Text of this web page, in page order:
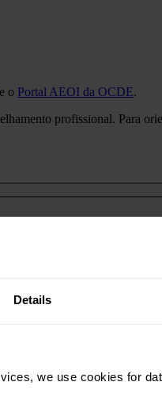
Details
we use cookies for
o Portal AEOI da OCDE.
profissional. Para